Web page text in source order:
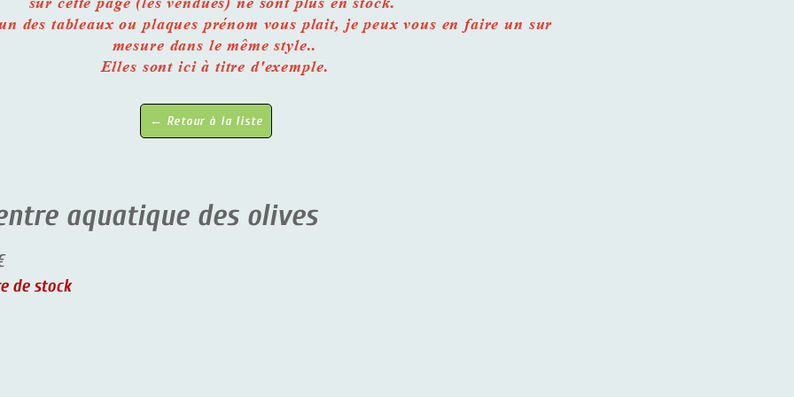
des tableaux ou plaques prénom vous plait, je peux vous en faire un sur
mesure dans le même style..
Elles sont ici à titre d'exemple.
← Retour à la liste
aquatique des olives
de stock